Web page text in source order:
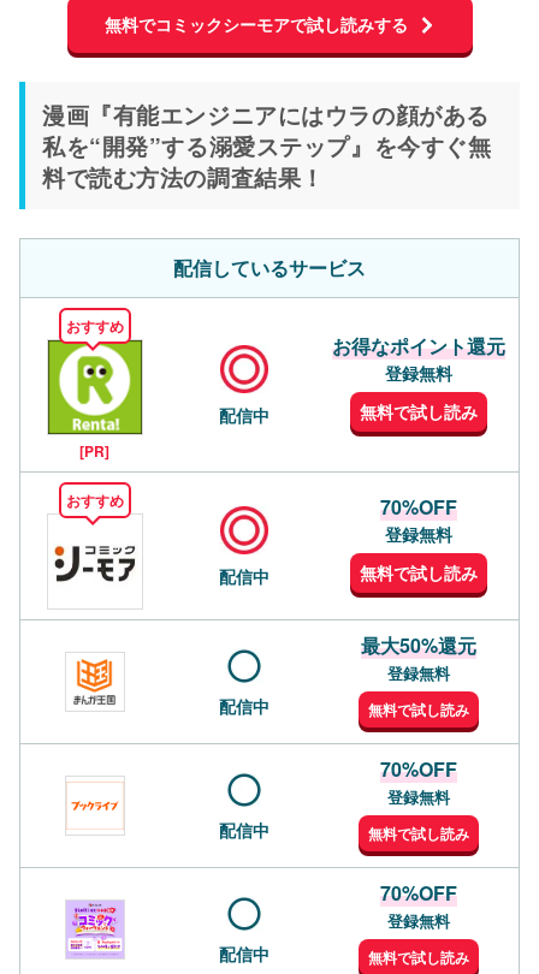
無料でコミックシーモアで試し読みする
漫画『有能エンジニアにはウラの顔がある
私を“開発”する溺愛ステップ』を今すぐ無
料で読む方法の調査結果！
配信しているサービス
おすすめ
[PR]
配信中
お得なポイント還元
登録無料
無料で試し読み
おすすめ
配信中
70%OFF
登録無料
無料で試し読み
配信中
最大50%還元
登録無料
無料で試し読み
配信中
70%OFF
登録無料
無料で試し読み
配信中
70%OFF
登録無料
無料で試し読み